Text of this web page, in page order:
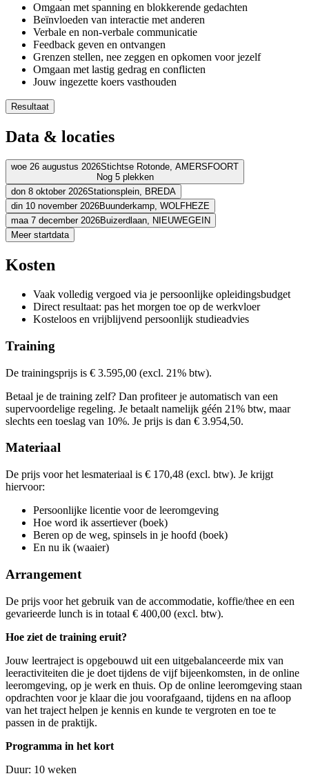
Omgaan met spanning en blokkerende gedachten
Beïnvloeden van interactie met anderen
Verbale en non-verbale communicatie
Feedback geven en ontvangen
Grenzen stellen, nee zeggen en opkomen voor jezelf
Omgaan met lastig gedrag en conflicten
Jouw ingezette koers vasthouden
Resultaat
Je durft voor jezelf op te komen en wordt beter gehoord
Je bent zichtbaarder in de organisatie
Je hebt meer zelfvertrouwen, kunt je grenzen aangeven en nee
Je herkent beperkend gedrag bij jezelf en kunt dit veranderen
Je geeft op een heldere manier je mening en blijft daarbij
Je neemt meer initiatief en speelt een actieve rol in je team
Data & locaties
woe 26 augustus 2026Stichtse Rotonde, AMERSFOORT
Nog 5 plekken
Adres
Fletcher Hotel-Restaurant AmersfoortStichtse Rotonde
Bekijk route
Prijs
Bekijk prijsopbouw
Kies deze startdatum
Lesdagen
woe26-08-20269:30 - 16:30
27-08-2026 9:30 - 16:30
woe16-09-20269:30 - 16:30
don17-09-20269:30 - 16:30
woe07-10-20269:30 - 16:30
don 8 oktober 2026Stationsplein, BREDA
Adres
Leonardo Hotel Breda City Center
€ 4.165,48
Bekijk prijsopbouw
vri09-10-20269:30 - 16:30
don29-10-20269:30 - 16:30
vri30-10-20269:30 - 16:30
din 10 november 2026Buunderkamp, WOLFHEZE
Adres
Bekijk route
€ 4.165,48
Kies deze startdatum
Lesdagen
din10-11-20269:30 - 16:30
woe11-11-20269:30 - 16:30
din01-12-20269:30 - 16:30
din05-01-2027
maa 7 december 2026Buizerdlaan, NIEUWEGEIN
Adres
Fletcher Hotel-Restaurant Nieuwegein-Utrecht
Prijs
Bekijk prijsopbouw
maa07-12-20269:30 - 16:30
din08-12-20269:30 - 16:30
din05-01-2027
Meer startdata
Kosten
Vaak volledig vergoed via je persoonlijke opleidingsbudget
Direct resultaat: pas het morgen toe op de werkvloer
Kosteloos en vrijblijvend persoonlijk studieadvies
Training
De trainingsprijs is € 3.595,00 (excl. 21% btw).
Betaal je de training zelf? Dan profiteer je automatisch van een
supervoordelige regeling. Je betaalt namelijk géén 21% btw, maar
slechts een toeslag van 10%. Je prijs is dan € 3.954,50.
Materiaal
De prijs voor het lesmateriaal is € 170,48 (excl. btw). Je krijgt
hiervoor:
Persoonlijke licentie voor de leeromgeving
Hoe word ik assertiever (boek)
Beren op de weg, spinsels in je hoofd (boek)
En nu ik (waaier)
Arrangement
De prijs voor het gebruik van de accommodatie, koffie/thee en een
gevarieerde lunch is in totaal € 400,00 (excl. btw).
Hoe ziet de training eruit?
Jouw leertraject is opgebouwd uit een uitgebalanceerde mix van
leeractiviteiten die je doet tijdens de vijf bijeenkomsten, in de online
leeromgeving, op je werk en thuis. Op de online leeromgeving staan
opdrachten voor je klaar die jou voorafgaand, tijdens en na afloop
van het traject helpen je kennis en kunde te vergroten en toe te
passen in de praktijk.
Programma in het kort
Duur: 10 weken